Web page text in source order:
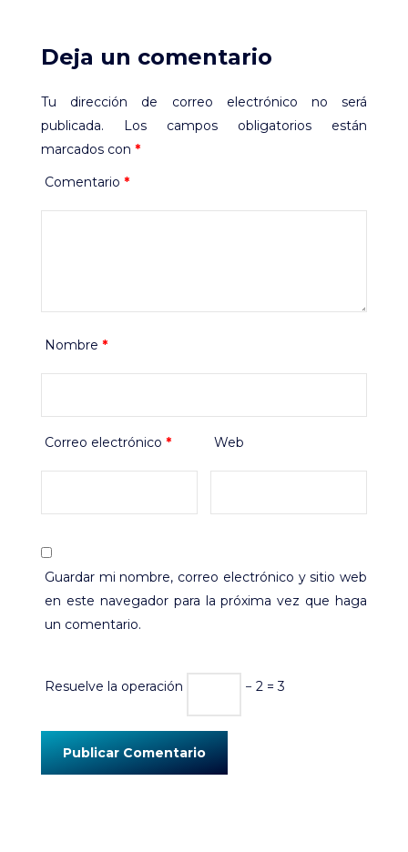
Deja un comentario
Tu dirección de correo electrónico no será
publicada.
Los campos obligatorios están
marcados con *
Comentario *
Nombre *
Correo electrónico * Web
Guardar mi nombre, correo electrónico y sitio web
en este navegador para la próxima vez que haga
un comentario.
Resuelve la operación − 2 = 3